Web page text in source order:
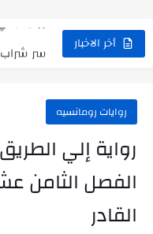
أخر الاخبار
سر
روايات رومانسيه
رواية إلي
الفصل الثامن
القادر